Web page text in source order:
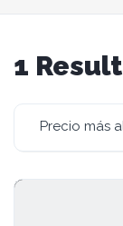
1
Precio más